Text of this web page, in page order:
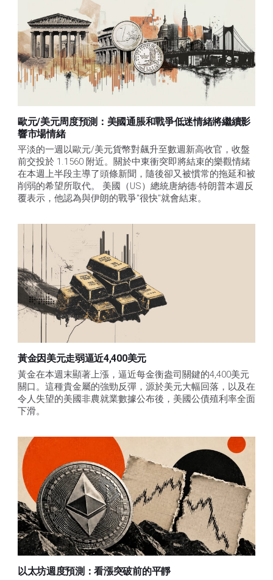
歐元/美元周度預測：美國通脹和戰爭低迷情緒將繼續影
響市場情緒
平淡的一週以歐元/美元貨幣對飆升至數週新高收官，收盤
前交投於 1.1560 附近。關於中東衝突即將結束的樂觀情緒
在本週上半段主導了頭條新聞，隨後卻又被慣常的拖延和被
削弱的希望所取代。 美國（US）總統唐納德-特朗普本週反
覆表示，他認為與伊朗的戰爭"很快"就會結束。
黃金因美元走弱逼近4,400美元
黃金在本週末顯著上漲，逼近每金衡盎司關鍵的4,400美元
關口。這種貴金屬的強勁反彈，源於美元大幅回落，以及在
令人失望的美國非農就業數據公布後，美國公債殖利率全面
下滑。
以太坊週度預測：看漲突破前的平靜